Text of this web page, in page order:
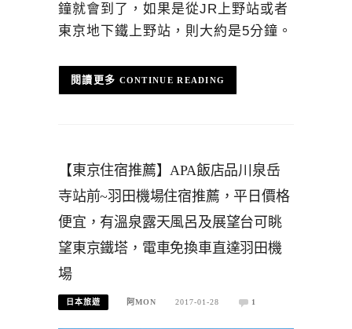
鐘就會到了，如果是從JR上野站或者
東京地下鐵上野站，則大約是5分鐘。
CONTINUE READING
【東京住宿推薦】APA飯店品川泉岳
寺站前~羽田機場住宿推薦，平日價格
便宜，有溫泉露天風呂及展望台可眺
望東京鐵塔，電車免換車直達羽田機
場
日本旅遊 阿MON 2017-01-28 1